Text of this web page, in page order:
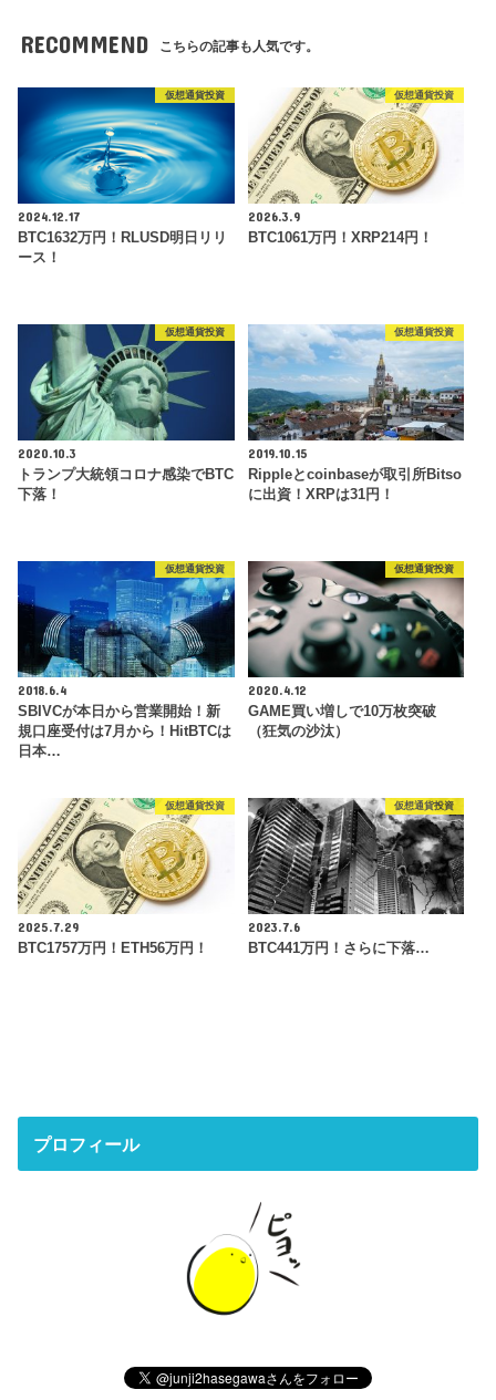
RECOMMEND こちらの記事も人気です。
仮想通貨投資
2024.12.17
BTC1632万円！RLUSD明日リリ
ース！
仮想通貨投資
2026.3.9
BTC1061万円！XRP214円！
仮想通貨投資
2020.10.3
トランプ大統領コロナ感染でBTC
下落！
仮想通貨投資
2019.10.15
Rippleとcoinbaseが取引所Bitso
に出資！XRPは31円！
仮想通貨投資
2018.6.4
SBIVCが本日から営業開始！新
規口座受付は7月から！HitBTCは
日本…
仮想通貨投資
2020.4.12
GAME買い増しで10万枚突破
（狂気の沙汰）
仮想通貨投資
2025.7.29
BTC1757万円！ETH56万円！
仮想通貨投資
2023.7.6
BTC441万円！さらに下落…
プロフィール